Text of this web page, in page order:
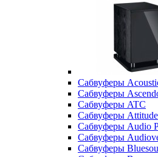
Сабвуферы
Сабвуферы
Сабвуферы ATC
Сабвуферы Attitude
Сабвуферы Audio
Сабвуферы
Сабвуферы